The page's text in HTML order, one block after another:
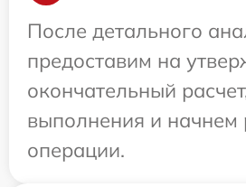
После детального
предоставим на
окончательный
выполнения и начнем
операции.